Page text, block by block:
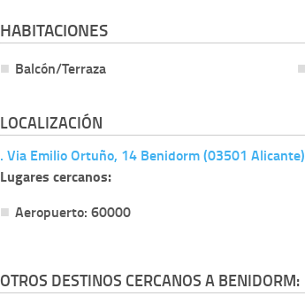
HABITACIONES
Balcón/Terraza
LOCALIZACIÓN
. Via Emilio Ortuño, 14 Benidorm (03501 Alicante)
Lugares cercanos:
Aeropuerto: 60000
OTROS DESTINOS CERCANOS A BENIDORM: